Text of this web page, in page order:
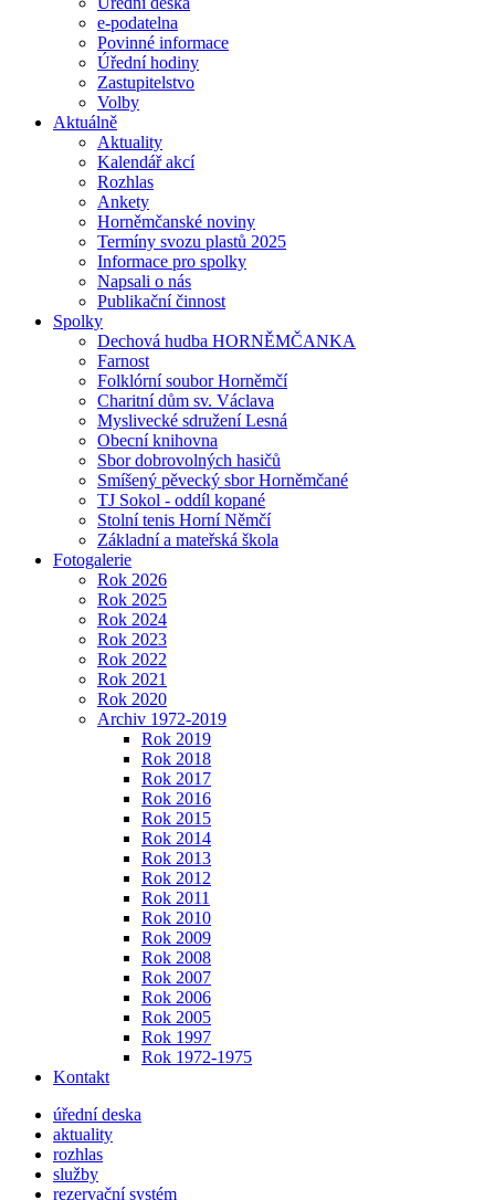
e-podatelna
Povinné informace
Úřední hodiny
Zastupitelstvo
Volby
Aktuálně
Aktuality
Kalendář akcí
Rozhlas
Ankety
Horněmčanské noviny
Termíny svozu plastů 2025
Informace pro spolky
Napsali o nás
Publikační činnost
Spolky
Dechová hudba HORNĚMČANKA
Farnost
Folklórní soubor Horněmčí
Charitní dům sv. Václava
Myslivecké sdružení Lesná
Obecní knihovna
Sbor dobrovolných hasičů
Smíšený pěvecký sbor Horněmčané
TJ Sokol - oddíl kopané
Stolní tenis Horní Němčí
Základní a mateřská škola
Fotogalerie
Rok 2026
Rok 2025
Rok 2024
Rok 2023
Rok 2022
Rok 2021
Rok 2020
Archiv 1972-2019
Rok 2019
Rok 2018
Rok 2017
Rok 2016
Rok 2015
Rok 2014
Rok 2013
Rok 2012
Rok 2011
Rok 2010
Rok 2009
Rok 2008
Rok 2007
Rok 2006
Rok 2005
Rok 1997
Rok 1972-1975
Kontakt
úřední deska
aktuality
rozhlas
služby
rezervační systém